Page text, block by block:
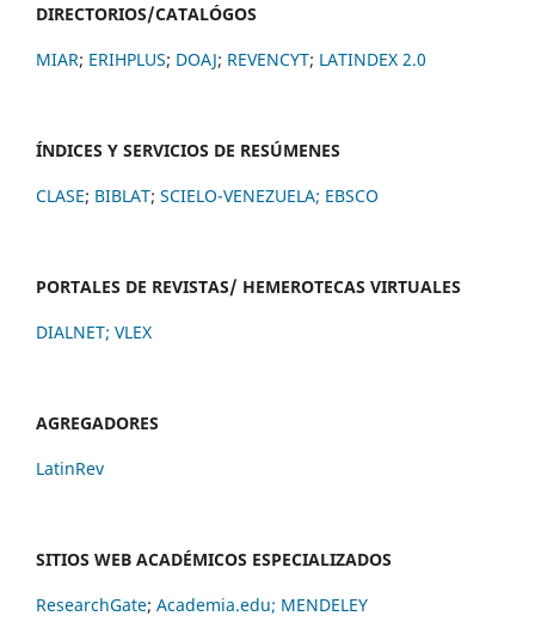
DIRECTORIOS/CATALÓGOS
MIAR; ERIHPLUS; DOAJ; REVENCYT; LATINDEX 2.0
ÍNDICES Y SERVICIOS DE RESÚMENES
CLASE; BIBLAT; SCIELO-VENEZUELA; EBSCO
PORTALES DE REVISTAS/ HEMEROTECAS VIRTUALES
DIALNET; VLEX
AGREGADORES
LatinRev
SITIOS WEB ACADÉMICOS ESPECIALIZADOS
ResearchGate; Academia.edu; MENDELEY